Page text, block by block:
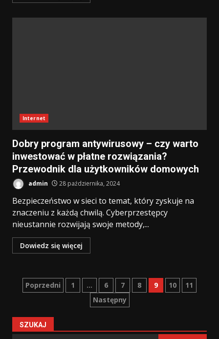
Internet
Dobry program antywirusowy – czy warto
inwestować w płatne rozwiązania?
Przewodnik dla użytkowników domowych
admin 28 października, 2024
Bezpieczeństwo w sieci to temat, który zyskuje na
znaczeniu z każdą chwilą. Cyberprzestępcy
nieustannie rozwijają swoje metody,...
Dowiedz się więcej
Stronicowanie
Poprzedni 1 … 6 7 8 9 10
11
Następny
SZUKAJ